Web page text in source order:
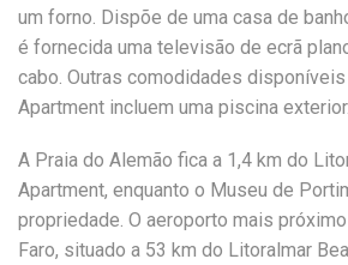
um forno. Dispõe de uma casa de
é fornecida uma televisão de ecrã
cabo. Outras comodidades
Apartment incluem uma piscina exterior.
A Praia do Alemão fica a 1,4 km do
Apartment, enquanto o Museu de
propriedade. O aeroporto mais
Faro, situado a 53 km do Litoralmar